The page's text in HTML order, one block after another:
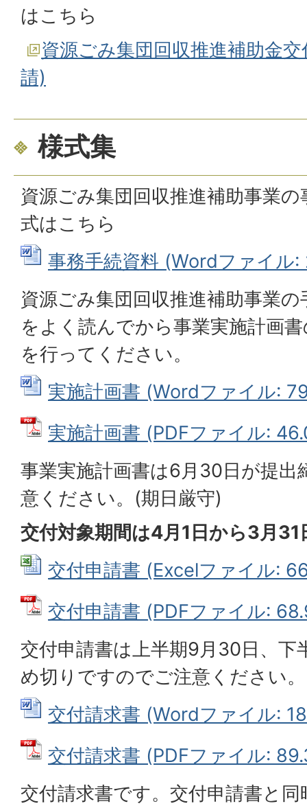
はこちら
資源ごみ集団回収推進補助金
請)
様式集
資源ごみ集団回収推進補助事業
式はこちら
事務手続資料 (Wordファイル:
資源ごみ集団回収推進補助事業
をよく読んでから事業実施計画
を行ってください。
実施計画書 (Wordファイル:
実施計画書 (PDFファイル:
事業実施計画書は6月30日が提出
意ください。(期日厳守)
交付対象期間は4月1日から3月31
交付申請書 (Excelファイル:
交付申請書 (PDFファイル:
交付申請書は上半期9月30日、下
め切りですのでご注意ください
交付請求書 (Wordファイル:
交付請求書 (PDFファイル:
交付請求書です。交付申請書と